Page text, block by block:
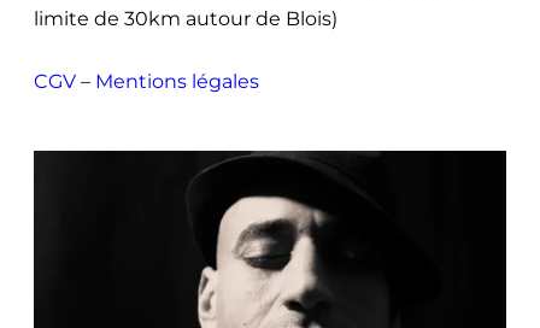
limite de 30km autour de Blois)
CGV – Mentions légales